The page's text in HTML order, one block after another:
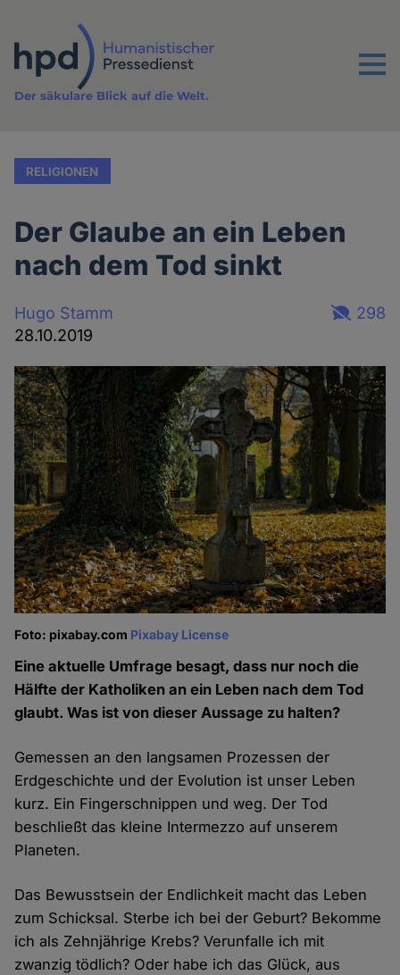
Inhalt
Menu
Der säkulare Blick auf die Welt.
RELIGIONEN
Der Glaube an ein Leben
nach dem Tod sinkt
Hugo Stamm
28.10.2019
298
Foto: pixabay.com Pixabay License
Eine aktuelle Umfrage besagt, dass nur noch die
Hälfte der Katholiken an ein Leben nach dem Tod
glaubt. Was ist von dieser Aussage zu halten?
Gemessen an den langsamen Prozessen der
Erdgeschichte und der Evolution ist unser Leben
kurz. Ein Fingerschnippen und weg. Der Tod
beschließt das kleine Intermezzo auf unserem
Planeten.
Das Bewusstsein der Endlichkeit macht das Leben
zum Schicksal. Sterbe ich bei der Geburt? Bekomme
ich als Zehnjährige Krebs? Verunfalle ich mit
zwanzig tödlich? Oder habe ich das Glück, aus